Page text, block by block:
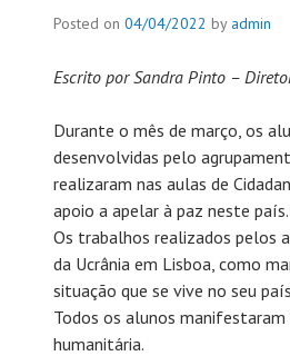
Posted on 04/04/2022 by admin
Escrito por Sandra Pinto –
Durante o mês de março, os
desenvolvidas pelo
realizaram nas aulas de
apoio a apelar à paz neste país.
Os trabalhos realizados pelos
da Ucrânia em Lisboa, como
situação que se vive no seu
Todos os alunos
humanitária.